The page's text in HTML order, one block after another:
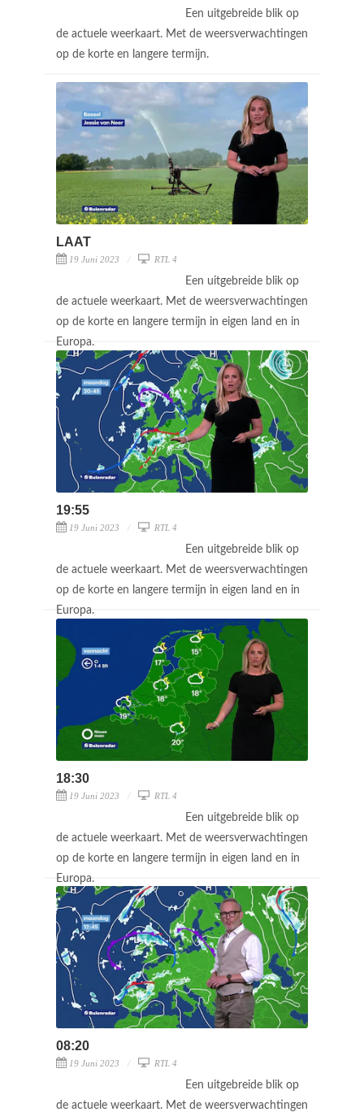
Een uitgebreide blik op
de actuele weerkaart. Met de weersverwachtingen
op de korte en langere termijn.
LAAT
19 Juni 2023 RTL 4
Een uitgebreide blik op
de actuele weerkaart. Met de weersverwachtingen
op de korte en langere termijn in eigen land en in
Europa.
19:55
19 Juni 2023 RTL 4
Een uitgebreide blik op
de actuele weerkaart. Met de weersverwachtingen
op de korte en langere termijn in eigen land en in
Europa.
18:30
19 Juni 2023 RTL 4
Een uitgebreide blik op
de actuele weerkaart. Met de weersverwachtingen
op de korte en langere termijn in eigen land en in
Europa.
08:20
19 Juni 2023 RTL 4
Een uitgebreide blik op
de actuele weerkaart. Met de weersverwachtingen